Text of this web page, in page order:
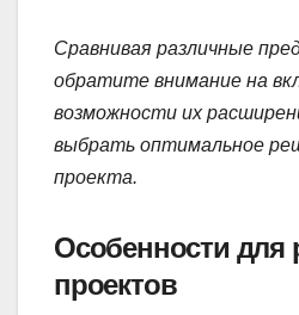
Сравнивая различные
обратите внимание на
возможности их
выбрать оптимальное
проекта.
Особенности для
проектов